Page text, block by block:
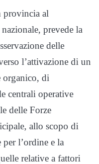
provincia al
prevede la
delle
l’attivazione di un
organico, di
centrali operative
delle Forze
allo scopo di
per l’ordine e la
relative a fattori